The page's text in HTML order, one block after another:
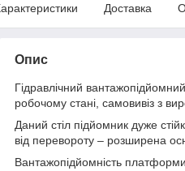
Доставка
Опис
Гідравлічний
робочому стані, самовивіз з
Даний стіл підйомник дуже
від перевороту – розширена
Вантажопідйомність